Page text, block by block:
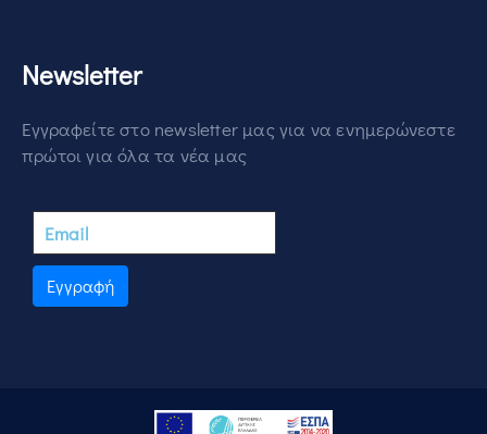
Newsletter
Εγγραφείτε στο newsletter μας για να ενημερώνεστε
πρώτοι για όλα τα νέα μας
Εγγραφή